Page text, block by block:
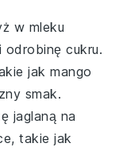
w mleku
cukru.
jak mango
smak.
jaglaną na
takie jak